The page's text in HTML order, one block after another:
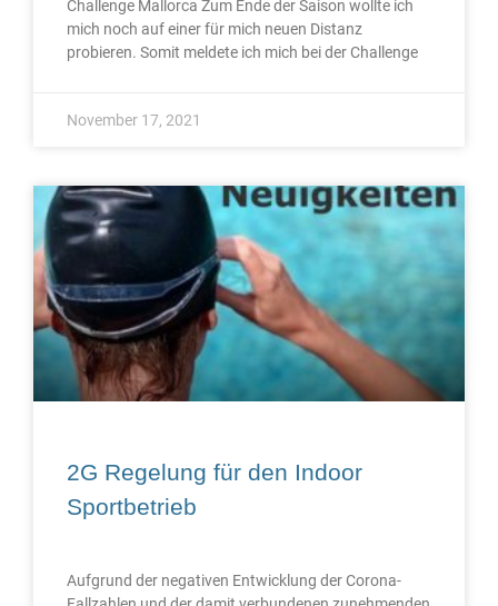
Challenge Mallorca Zum Ende der Saison wollte ich
mich noch auf einer für mich neuen Distanz
probieren. Somit meldete ich mich bei der Challenge
November 17, 2021
2G Regelung für den Indoor
Sportbetrieb
Aufgrund der negativen Entwicklung der Corona-